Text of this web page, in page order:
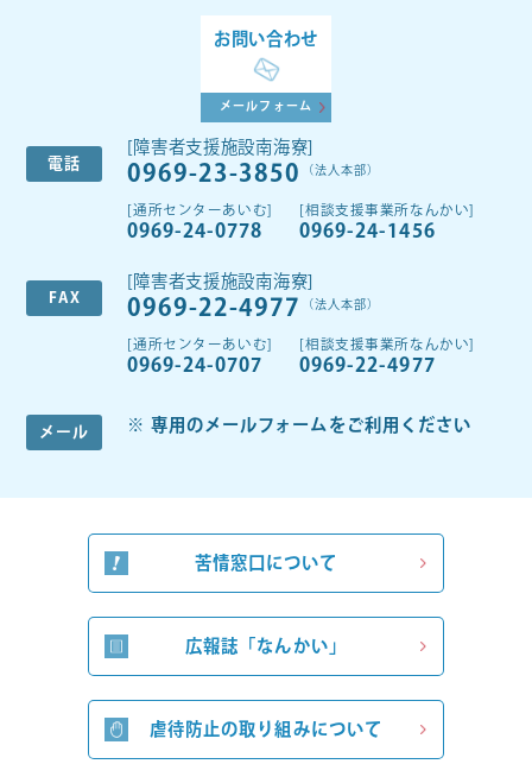
お問い合わせ
メールフォーム
電話
[障害者支援施設南海寮]
0969-23-3850 （法人本部）
[通所センターあいむ]
0969-24-0778
[相談支援事業所なんかい]
0969-24-1456
FAX
[障害者支援施設南海寮]
0969-22-4977 （法人本部）
[通所センターあいむ]
0969-24-0707
[相談支援事業所なんかい]
0969-22-4977
メール 専用のメールフォームをご利用ください
苦情窓口について
広報誌「なんかい」
虐待防止の取り組みについて